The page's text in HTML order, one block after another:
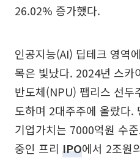
26.02% 증가했다.
인공지능(AI) 딥테크 영역
목은 빛났다. 2024년 스카
반도체(NPU) 팹리스 선두
도하며 2대주주에 올랐다.
기업가치는 7000억원 수
중인 프리 IPO에서 2조원